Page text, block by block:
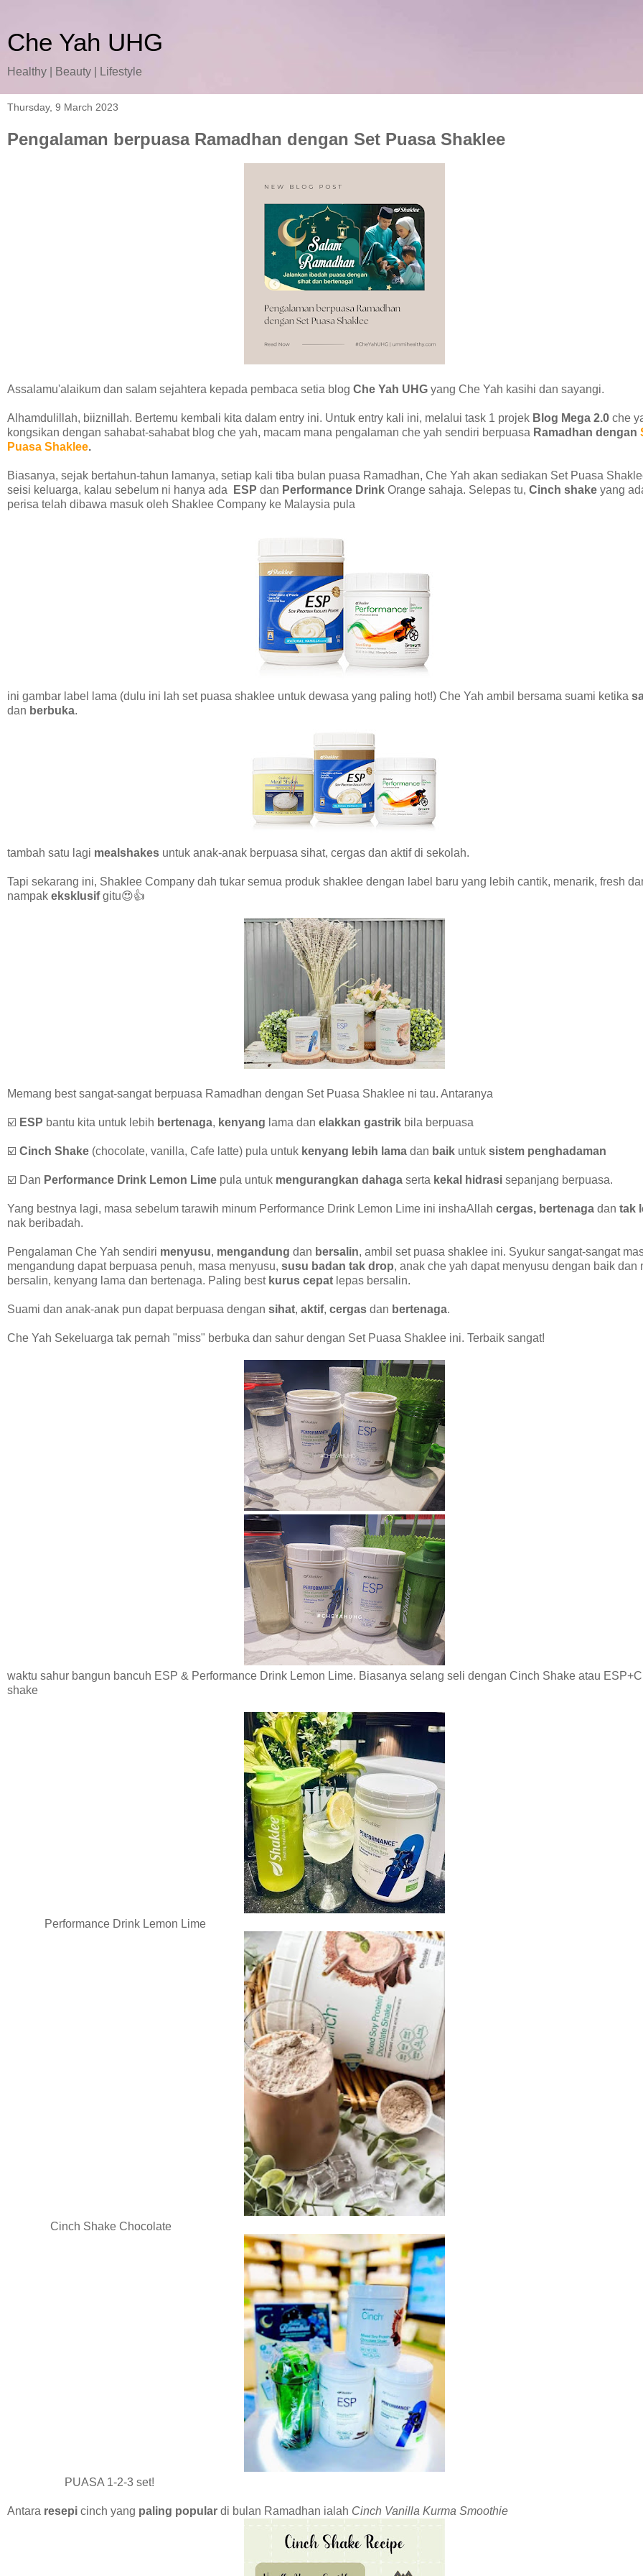
Che Yah UHG
Healthy | Beauty | Lifestyle
Thursday, 9 March 2023
Pengalaman berpuasa Ramadhan dengan Set Puasa Shaklee
Assalamu'alaikum dan salam sejahtera kepada pembaca setia blog Che Yah UHG yang Che Yah kasihi dan sayangi.
Alhamdulillah, biiznillah. Bertemu kembali kita dalam entry ini. Untuk entry kali ini, melalui task 1 projek Blog Mega 2.0 che
kongsikan dengan sahabat-sahabat blog che yah, macam mana pengalaman che yah sendiri berpuasa Ramadhan dengan
Puasa Shaklee.
Biasanya, sejak bertahun-tahun lamanya, setiap kali tiba bulan puasa Ramadhan, Che Yah akan sediakan Set Puasa
seisi keluarga, kalau sebelum ni hanya ada
ESP dan Performance Drink Orange sahaja. Selepas tu, Cinch shake yang
perisa telah dibawa masuk oleh Shaklee Company ke Malaysia pula
ini gambar label lama (dulu ini lah set puasa shaklee untuk dewasa yang paling hot!) Che Yah ambil bersama suami ketika
dan berbuka.
tambah satu lagi mealshakes untuk anak-anak berpuasa sihat, cergas dan aktif di sekolah.
Tapi sekarang ini, Shaklee Company dah tukar semua produk shaklee dengan label baru yang lebih cantik, menarik, fresh
nampak eksklusifgitu😍👍
Memang best sangat-sangat berpuasa Ramadhan dengan Set Puasa Shaklee ni tau. Antaranya
☑️ ESP bantu kita untuk lebih bertenaga, kenyang lama dan elakkan gastrik bila berpuasa
☑️ Cinch Shake (chocolate, vanilla, Cafe latte) pula untuk kenyang lebih lama dan baik untuk sistem penghadaman
☑️ Dan Performance Drink Lemon Lime pula untuk mengurangkan dahaga serta kekal hidrasi sepanjang berpuasa.
Yang bestnya lagi, masa sebelum tarawih minum Performance Drink Lemon Lime ini inshaAllah cergas, bertenaga dan tak
nak beribadah.
Pengalaman Che Yah sendiri menyusu, mengandung dan bersalin, ambil set puasa shaklee ini. Syukur sangat-sangat
mengandung dapat berpuasa penuh, masa menyusu, susu badan tak drop, anak che yah dapat menyusu dengan baik dan
bersalin, kenyang lama dan bertenaga. Paling best kurus cepat lepas bersalin.
Suami dan anak-anak pun dapat berpuasa dengan sihat, aktif, cergas dan bertenaga.
Che Yah Sekeluarga tak pernah "miss" berbuka dan sahur dengan Set Puasa Shaklee ini. Terbaik sangat!
waktu sahur bangun bancuh ESP & Performance Drink Lemon Lime. Biasanya selang seli dengan Cinch Shake atau
shake
Performance Drink Lemon Lime
Cinch Shake Chocolate
PUASA 1-2-3 set!
Antara resepi cinch yang paling popular di bulan Ramadhan ialah Cinch Vanilla Kurma Smoothie